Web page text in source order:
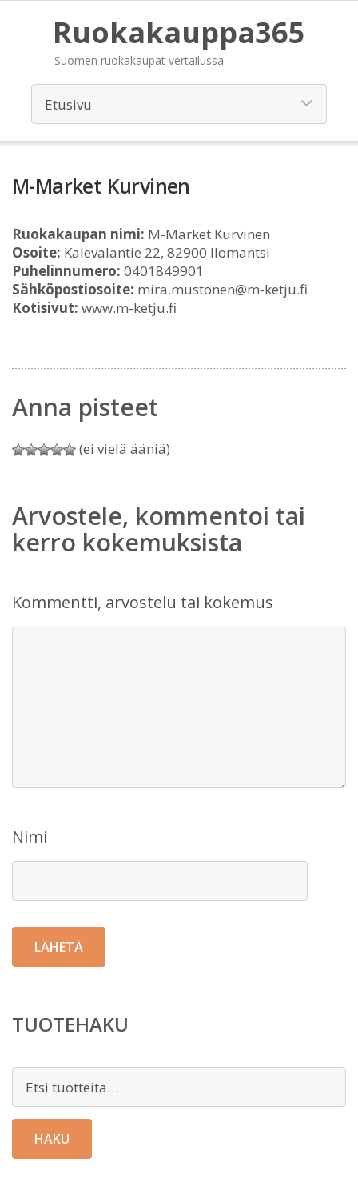
Ruokakauppa365
Suomen ruokakaupat vertailussa
M-Market Kurvinen
Ruokakaupan nimi: M-Market Kurvinen
Osoite: Kalevalantie 22, 82900 Ilomantsi
Puhelinnumero: 0401849901
Sähköpostiosoite: mira.mustonen@m-ketju.fi
Kotisivut: www.m-ketju.fi
Anna pisteet
(ei vielä ääniä)
Arvostele, kommentoi tai
kerro kokemuksista
Kommentti, arvostelu tai kokemus
Nimi
TUOTEHAKU
HAKU